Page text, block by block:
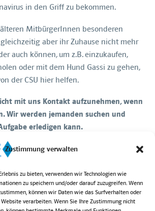
Zustimmung verwalten
zu bieten, verwenden wir Technologien wie
zu speichern und/oder darauf zuzugreifen. Wenn
können wir Daten wie das Surfverhalten oder
verarbeiten. Wenn Sie Ihre Zustimmung nicht
in den Griff zu bekommen.
MitbürgerInnen besonderen
aber ihr Zuhause nicht mehr
auch können, um z.B. einzukaufen,
oder mit dem Hund Gassi zu gehen,
der CSU hier helfen.
mit uns Kontakt aufzunehmen, wenn
Wir werden jemanden suchen und
erledigen kann.
0176-70687140; Email: info@csu-